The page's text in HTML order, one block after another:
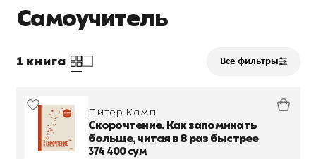
Самоучитель
1 книга Все фильтры
Питер Камп
Скорочтение. Как запоминать
больше, читая в 8 раз быстрее
374 400 сум